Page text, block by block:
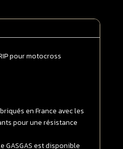
pour motocross
en France avec les
pour une résistance
GASGAS est disponible